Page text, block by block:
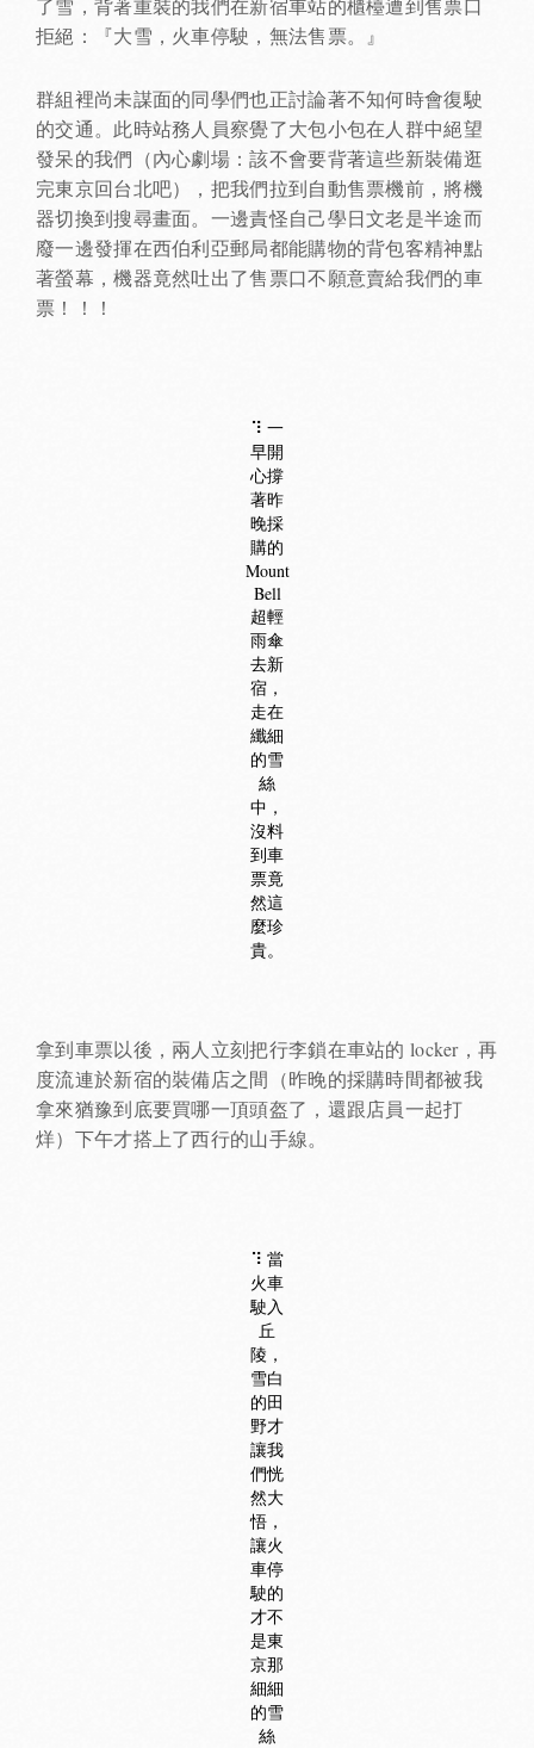
了雪，背著重裝的我們在新宿車站的櫃檯遭到售票口
拒絕：『大雪，火車停駛，無法售票。』
群組裡尚未謀面的同學們也正討論著不知何時會復駛
的交通。此時站務人員察覺了大包小包在人群中絕望
發呆的我們（內心劇場：該不會要背著這些新裝備逛
完東京回台北吧），把我們拉到自動售票機前，將機
器切換到搜尋畫面。一邊責怪自己學日文老是半途而
廢一邊發揮在西伯利亞郵局都能購物的背包客精神點
著螢幕，機器竟然吐出了售票口不願意賣給我們的車
票！！！
⠹ 一
早開
心撐
著昨
晚採
購的
Mount
Bell
超輕
雨傘
去新
宿，
走在
纖細
的雪
絲
中，
沒料
到車
票竟
然這
麼珍
貴。
拿到車票以後，兩人立刻把行李鎖在車站的 locker，再
度流連於新宿的裝備店之間（昨晚的採購時間都被我
拿來猶豫到底要買哪一頂頭盔了，還跟店員一起打
烊）下午才搭上了西行的山手線。
⠹ 當
火車
駛入
丘
陵，
雪白
的田
野才
讓我
們恍
然大
悟，
讓火
車停
駛的
才不
是東
京那
細細
的雪
絲